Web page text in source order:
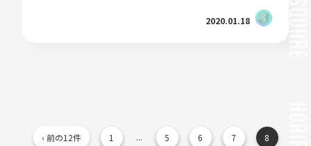
2020.01.18
‹ 前の12件 1 ... 5 6 7 8